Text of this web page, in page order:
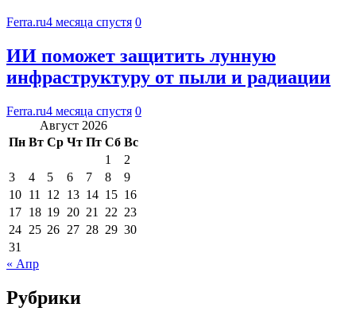
Ferra.ru4 месяца спустя 0
ИИ поможет защитить лунную
инфраструктуру от пыли и радиации
Ferra.ru4 месяца спустя 0
Август 2026
Пн Вт Ср Чт Пт Сб Вс
1
2
3
4 5 6 7 8
9
10 11 12 13 14 15 16
17 18 19 20 21 22 23
24 25 26 27 28 29 30
31
« Апр
Рубрики